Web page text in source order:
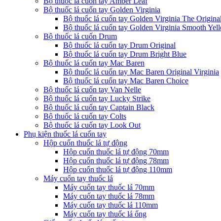
Bộ thuốc lá cuốn tay Golden Virginia
Bộ thuốc lá cuốn tay Golden Virginia The Original
Bộ thuốc lá cuốn tay Golden Virginia Smooth
Bộ thuốc lá cuốn Drum
Bộ thuốc lá cuốn tay Drum Original
Bộ thuốc lá cuốn tay Drum Bright Blue
Bộ thuốc lá cuốn tay Mac Baren
Bộ thuốc lá cuốn tay Mac Baren Original Virginia
Bộ thuốc lá cuốn tay Mac Baren Choice
Bộ thuốc lá cuốn tay Van Nelle
Bộ thuốc lá cuốn tay Lucky Strike
Bộ thuốc lá cuốn tay Captain Black
Bộ thuốc lá cuốn tay Colts
Bộ thuốc lá cuốn tay Look Out
Phụ kiện thuốc lá cuốn tay
Hộp cuốn thuốc lá tự động
Hộp cuốn thuốc lá tự động 70mm
Hộp cuốn thuốc lá tự động 78mm
Hộp cuốn thuốc lá tự động 110mm
Máy cuốn tay thuốc lá
Máy cuốn tay thuốc lá 70mm
Máy cuốn tay thuốc lá 78mm
Máy cuốn tay thuốc lá 110mm
Máy cuốn tay thuốc lá ống